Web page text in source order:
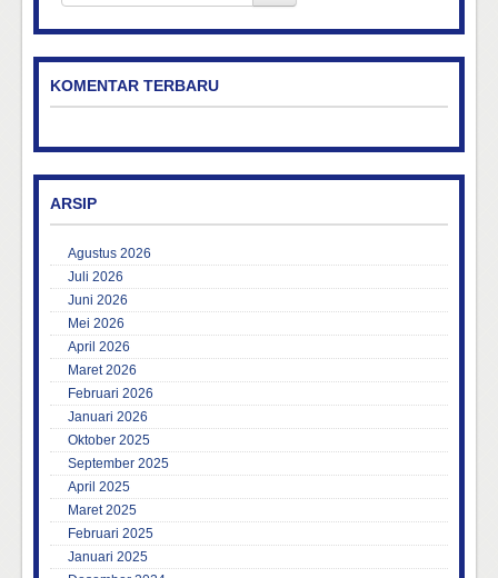
KOMENTAR TERBARU
ARSIP
Agustus 2026
Juli 2026
Juni 2026
Mei 2026
April 2026
Maret 2026
Februari 2026
Januari 2026
Oktober 2025
September 2025
April 2025
Maret 2025
Februari 2025
Januari 2025